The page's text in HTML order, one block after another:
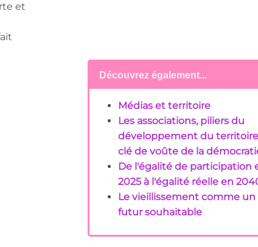
et
Découvrez également...
Médias et territoire
Les associations, piliers du
développement du
clé de voûte de la
De l'égalité de participation
2025 à l'égalité réelle en
Le vieillissement comme un
futur souhaitable